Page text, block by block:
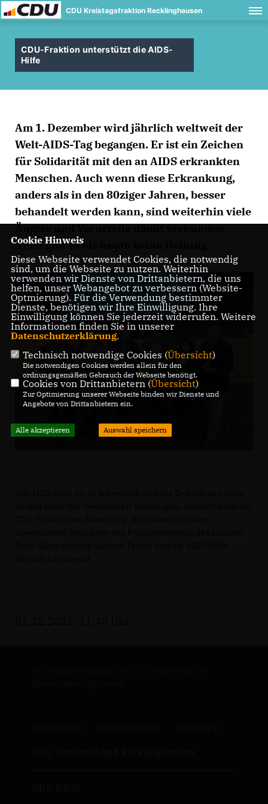
CDU Kreistagsfraktion Recklinghausen
CDU-Fraktion unterstützt die AIDS-
Hilfe
Am 1. Dezember wird jährlich weltweit der
Welt-AIDS-Tag begangen. Er ist ein Zeichen
für Solidarität mit den an AIDS erkrankten
Menschen. Auch wenn diese Erkrankung,
anders als in den 80ziger Jahren, besser
behandelt werden kann, sind weiterhin viele
Ängste und Vorurteile damit verbunden.
Auch gibt es bis heute keine Heilung.
Cookie Hinweis
Diese Webseite verwendet Cookies, die notwendig
sind, um die Webseite zu nutzen. Weiterhin
verwenden wir Dienste von Drittanbietern, die uns
helfen, unser Webangebot zu verbessern (Website-
Optmierung). Für die Verwendung bestimmter
Dienste, benötigen wir Ihre Einwilligung. Ihre
Einwilligung können Sie jederzeit widerrufen. Weitere
Informationen finden Sie in unserer
Datenschutzerklärung.
Technisch notwendige Cookies (Übersicht)
Die notwendigen Cookies werden allein für den
ordnungsgemäßen Gebrauch der Webseite benötigt.
Cookies von Drittanbietern (Übersicht)
Zur Optimierung unserer Webseite binden wir Dienste und
Angebote von Drittanbietern ein.
Alle akzeptieren Auswahl speichern